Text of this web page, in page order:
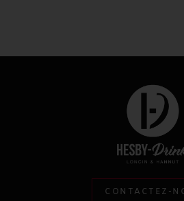
CONTACTEZ-